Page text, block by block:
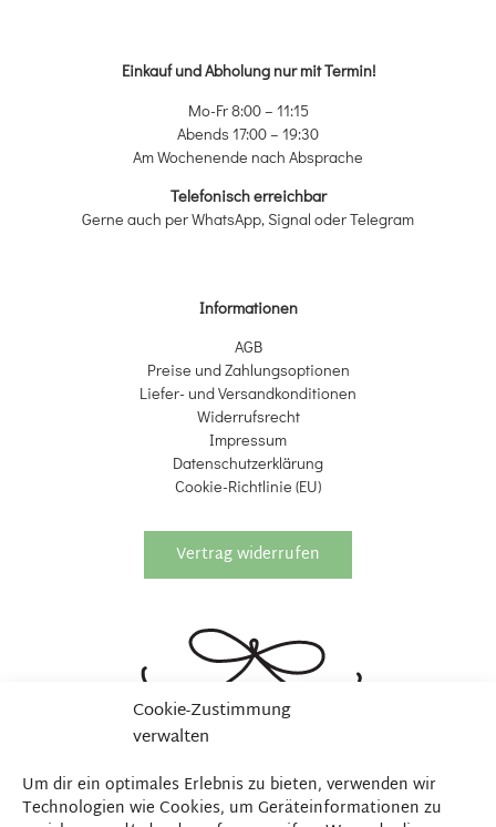
Cookie-Zustimmung
verwalten
Um dir ein optimales Erlebnis zu bieten, verwenden wir
Technologien wie Cookies, um Geräteinformationen zu
Einkauf und Abholung nur mit Termin!
Mo-Fr 8:00 – 11:15
Abends 17:00 – 19:30
Am Wochenende nach Absprache
Telefonisch erreichbar
Gerne auch per WhatsApp, Signal oder Telegram
Informationen
AGB
Preise und Zahlungsoptionen
Liefer- und Versandkonditionen
Widerrufsrecht
Impressum
Datenschutzerklärung
Cookie-Richtlinie (EU)
Vertrag widerrufen